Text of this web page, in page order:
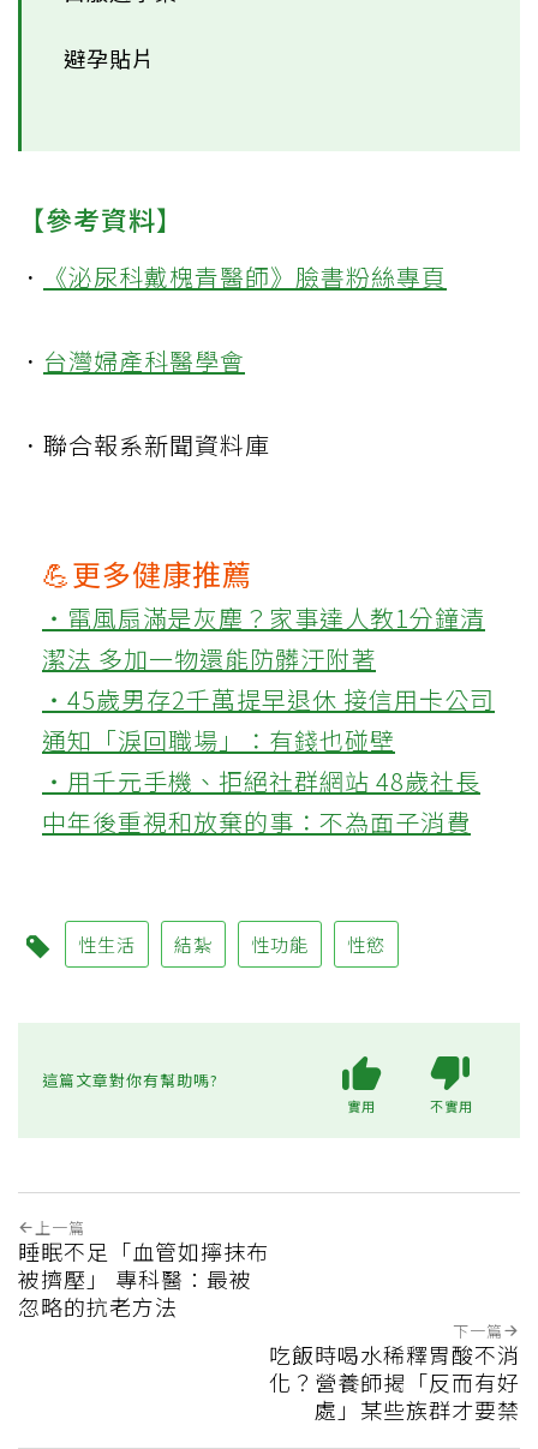
避孕貼片
【參考資料】
． 《泌尿科戴槐青醫師》臉書粉絲專頁
． 台灣婦產科醫學會
．聯合報系新聞資料庫
💪更多健康推薦
‧電風扇滿是灰塵？家事達人教1分鐘清
潔法 多加一物還能防髒汙附著
‧45歲男存2千萬提早退休 接信用卡公司
通知「淚回職場」：有錢也碰壁
‧用千元手機、拒絕社群網站 48歲社長
中年後重視和放棄的事：不為面子消費
性生活 結紮 性功能 性慾
這篇文章對你有幫助嗎?
實用 不實用
上一篇
睡眠不足「血管如擰抹布
被擠壓」 專科醫：最被
忽略的抗老方法
下一篇
吃飯時喝水稀釋胃酸不消
化？營養師揭「反而有好
處」某些族群才要禁